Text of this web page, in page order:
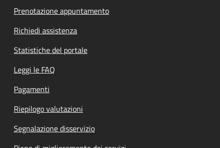
Prenotazione appuntamento
Richiedi assistenza
Statistiche del portale
Leggi le FAQ
Pagamenti
Riepilogo valutazioni
Segnalazione disservizio